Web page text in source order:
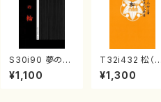
S30i90 夢の輪
（箏4，17-2/沢
井比河流/楽譜）
¥1,100
T32i432 松（尺
八/宮城道雄/楽
譜）都山流公刊
¥1,300